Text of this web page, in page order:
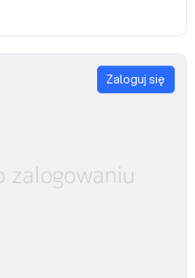
Zaloguj się